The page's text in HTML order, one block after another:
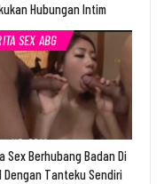
Hubungan Intim
SEX ABG
Sex Berhubang Badan Di
Dengan Tanteku Sendiri